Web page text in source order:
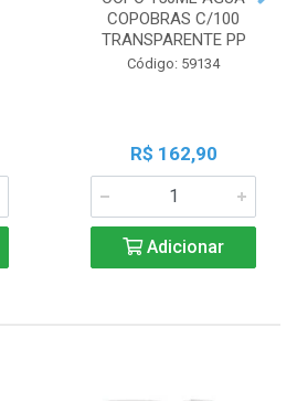
COPOBRAS C/100
TRANSPARENTE PP
Código: 59134
R$ 162,90
Adicionar